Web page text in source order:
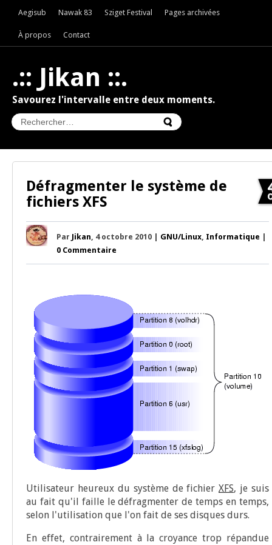
Aegisub Nawak 83 Sziget Festival Pages archivées
À propos Contact
.:: Jikan ::.
Savourez l'intervalle entre deux moments.
Défragmenter le système de
fichiers XFS
Par Jikan, 4 octobre 2010 | GNU/Linux, Informatique
0 Commentaire
Uti­li­sa­teur heu­reux du sys­tème de fichierXFS, je suis
au fait qu'il faille le défrag­men­ter de temps en temps,
selon l'utilisation que l'on fait de ses disques durs.
En effet, contrai­re­ment à la croyance trop répan­due